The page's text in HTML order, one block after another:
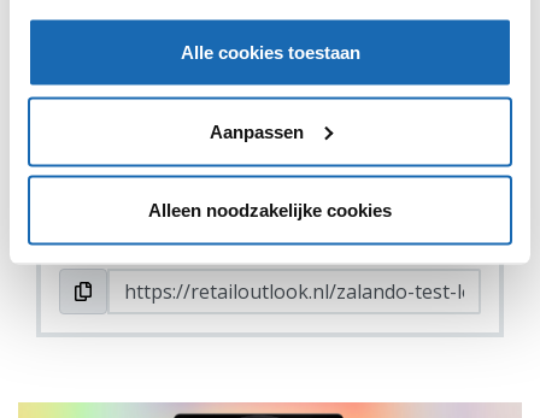
Alle cookies toestaan
Aanpassen
Alleen noodzakelijke cookies
DEEL DIT IN JOUW NETWERK